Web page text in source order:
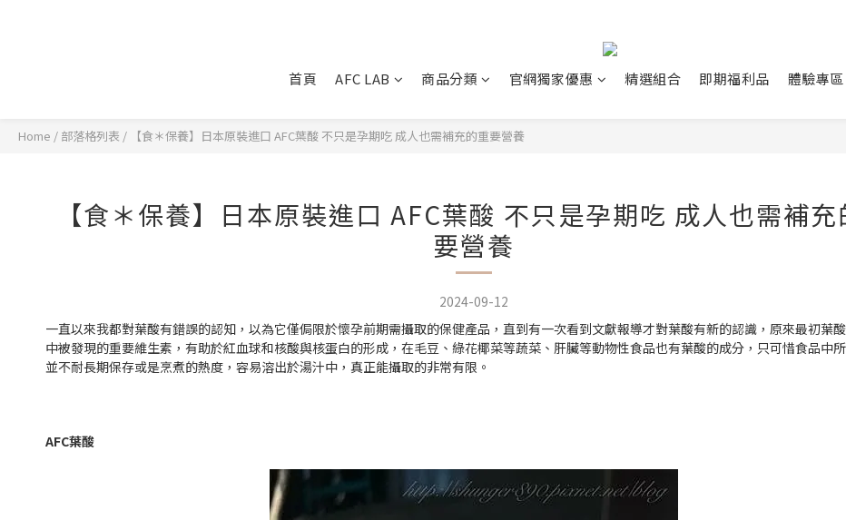
首頁 AFC LAB 商品分類 官網獨家優惠 精選組合 即期福利品 體驗專區
Home / 部落格列表 / 【食＊保養】日本原裝進口 AFC葉酸 不只是孕期吃 成人也需補充的重要營養
【食＊保養】日本原裝進口 AFC葉酸 不只是孕期吃 成人也需補充
要營養
2024-09-12
一直以來我都對葉酸有錯誤的認知，以為它僅侷限於懷孕前期需攝取的保健產品，直到有一次看到文獻報導才對葉酸有新的認識，原來最初葉
中被發現的重要維生素，有助於紅血球和核酸與核蛋白的形成，在毛豆、綠花椰菜等蔬菜、肝臟等動物性食品也有葉酸的成分，只可惜食品中
並不耐長期保存或是烹煮的熱度，容易溶出於湯汁中，真正能攝取的非常有限。
AFC葉酸